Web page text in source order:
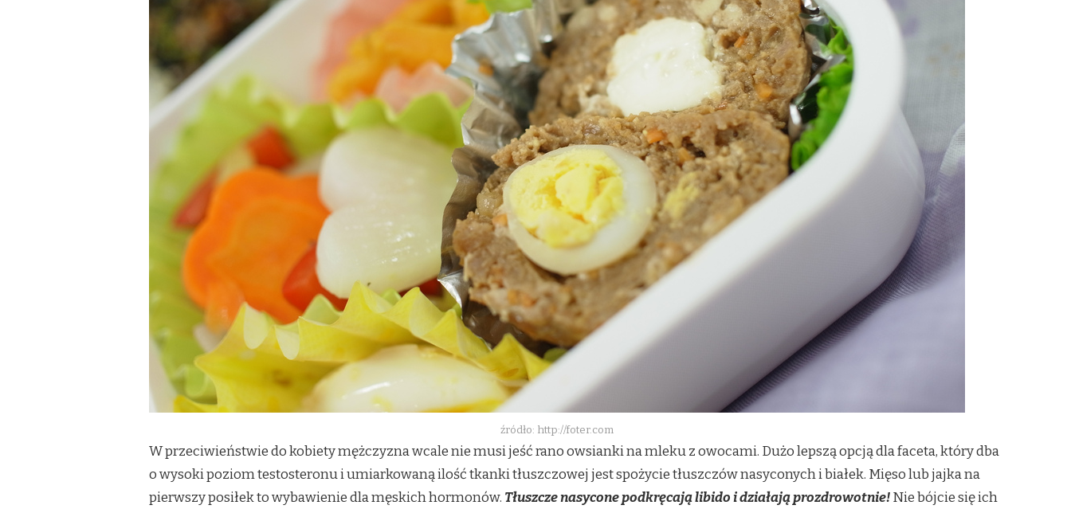
źródło: http://foter.com
W przeciwieństwie do kobiety mężczyzna wcale nie musi jeść rano owsianki na mleku z owocami. Dużo lepszą opcją dla faceta, który dba
o wysoki poziom testosteronu i umiarkowaną ilość tkanki tłuszczowej jest spożycie tłuszczów nasyconych i białek. Mięso lub jajka na
pierwszy posiłek to wybawienie dla męskich hormonów. Tłuszcze nasycone podkręcają libido i działają prozdrowotnie!Nie bójcie się ich